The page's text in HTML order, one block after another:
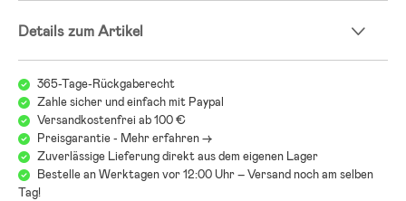
Details zum Artikel
365-Tage-Rückgaberecht
Zahle sicher und einfach mit Paypal
Versandkostenfrei ab 100 €
Preisgarantie - Mehr erfahren ->
Zuverlässige Lieferung direkt aus dem eigenen Lager
Bestelle an Werktagen vor 12:00 Uhr – Versand noch am selben
Tag!